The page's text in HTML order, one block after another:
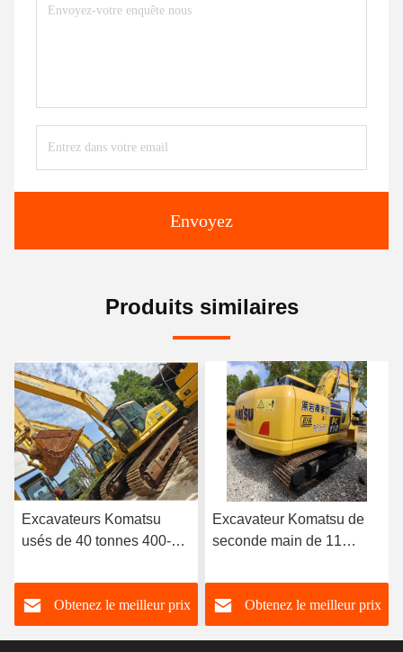
Envoyez
Produits similaires
Excavateur Komatsu de
seconde main de 11
Excavateurs utilisés pour
les opérations de levage
Obtenez le meilleur prix
Japon 5 tonnes
Excavatrices utilisées
Tracé Excavatrice utilisée
Komatsu Pc55
Obtenez le meilleur prix